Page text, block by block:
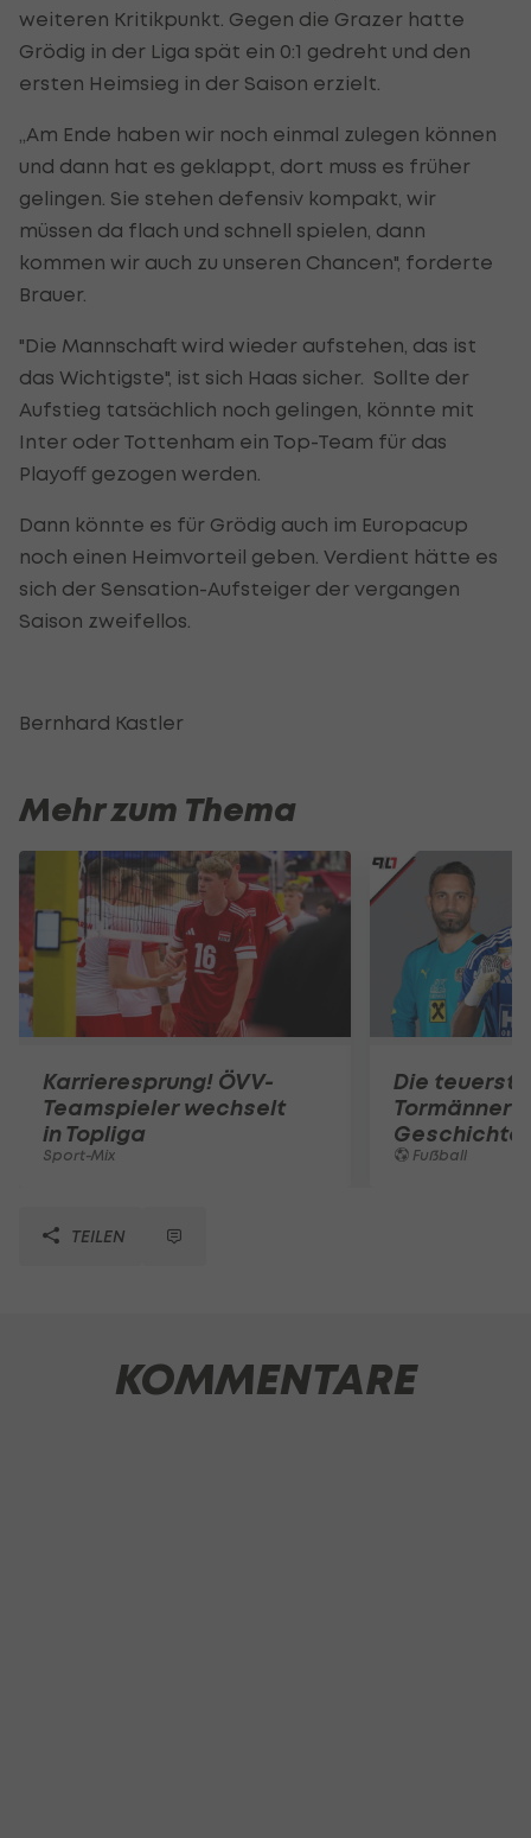
weiteren Kritikpunkt. Gegen die Grazer hatte
Grödig in der Liga spät ein 0:1 gedreht und den
ersten Heimsieg in der Saison erzielt.
„Am Ende haben wir noch einmal zulegen können
und dann hat es geklappt, dort muss es früher
gelingen. Sie stehen defensiv kompakt, wir
müssen da flach und schnell spielen, dann
kommen wir auch zu unseren Chancen", forderte
Brauer.
"Die Mannschaft wird wieder aufstehen, das ist
das Wichtigste", ist sich Haas sicher. Sollte der
Aufstieg tatsächlich noch gelingen, könnte mit
Inter oder Tottenham ein Top-Team für das
Playoff gezogen werden.
Dann könnte es für Grödig auch im Europacup
noch einen Heimvorteil geben. Verdient hätte es
sich der Sensation-Aufsteiger der vergangen
Saison zweifellos.
Bernhard Kastler
Mehr zum Thema
Karrieresprung! ÖVV-
Teamspieler wechselt
in Topliga
Sport-Mix
Die
Tormänner
Geschichte
Fußball
TEILEN
KOMMENTARE